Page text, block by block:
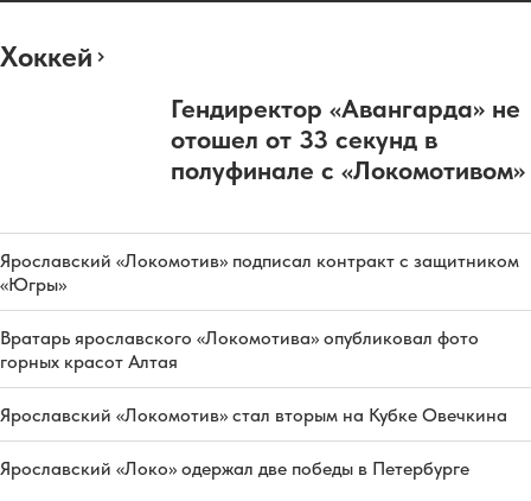
Хоккей
Гендиректор «Авангарда» не
отошел от 33 секунд в
полуфинале с «Локомотивом»
Ярославский «Локомотив» подписал контракт с защитником
«Югры»
Вратарь ярославского «Локомотива» опубликовал фото
горных красот Алтая
Ярославский «Локомотив» стал вторым на Кубке Овечкина
Ярославский «Локо» одержал две победы в Петербурге